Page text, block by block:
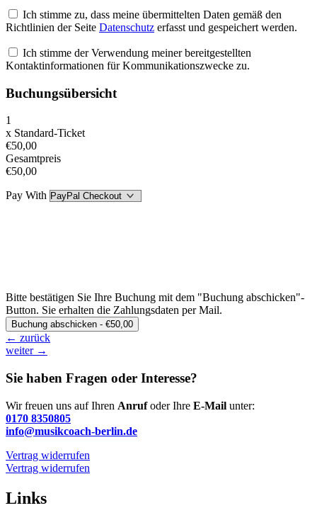
Ich stimme zu, dass meine übermittelten Daten gemäß den
Richtlinien der Seite Datenschutz erfasst und gespeichert werden.
Ich stimme der Verwendung meiner bereitgestellten
Kontaktinformationen für Kommunikationszwecke zu.
Buchungsübersicht
1
x Standard-Ticket
€50,00
Gesamtpreis
€50,00
Pay With
Bitte bestätigen Sie Ihre Buchung mit dem "Buchung abschicken"-
Button. Sie erhalten die Zahlungsdaten per Mail.
← zurück
weiter →
Sie haben Fragen oder Interesse?
Wir freuen uns auf Ihren Anrufoder Ihre E-Mail unter:
0170 8350805
info@musikcoach-berlin.de
Vertrag widerrufen
Vertrag widerrufen
Links